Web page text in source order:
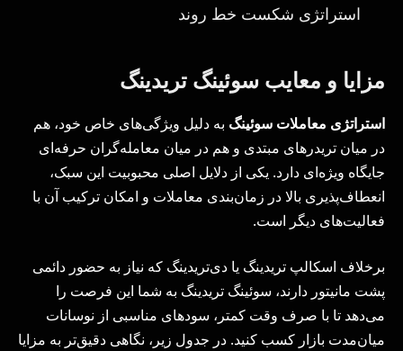
استراتژی شکست خط روند
مزایا و معایب سوئینگ تریدینگ
استراتژی معاملات سوئینگ به دلیل ویژگی‌های خاص خود، هم
در میان تریدرهای مبتدی و هم در میان معامله‌گران حرفه‌ای
جایگاه ویژه‌ای دارد. یکی از دلایل اصلی محبوبیت این سبک،
انعطاف‌پذیری بالا در زمان‌بندی معاملات و امکان ترکیب آن با
فعالیت‌های دیگر است.
برخلاف اسکالپ تریدینگ یا دی‌تریدینگ که نیاز به حضور دائمی
پشت مانیتور دارند، سوئینگ تریدینگ به شما این فرصت را
می‌دهد تا با صرف وقت کمتر، سودهای مناسبی از نوسانات
میان‌مدت بازار کسب کنید. در جدول زیر، نگاهی دقیق‌تر به مزایا